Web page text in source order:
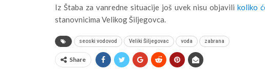
Iz Štaba za vanredne situacije još uvek nisu objavilikoliko
stanovnicima Velikog Šiljegovca.
seoski vodovod Veliki Šiljegovac voda zabrana
Share